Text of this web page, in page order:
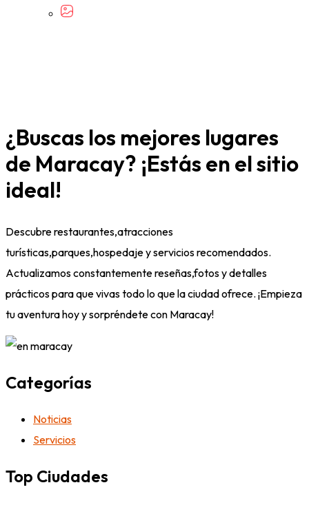
¿Buscas los mejores lugares
de Maracay? ¡Estás en el sitio
ideal!
Descubre restaurantes,atracciones
turísticas,parques,hospedaje y servicios recomendados.
Actualizamos constantemente reseñas,fotos y detalles
prácticos para que vivas todo lo que la ciudad ofrece. ¡Empieza
tu aventura hoy y sorpréndete con Maracay!
Categorías
Noticias
Servicios
Top Ciudades